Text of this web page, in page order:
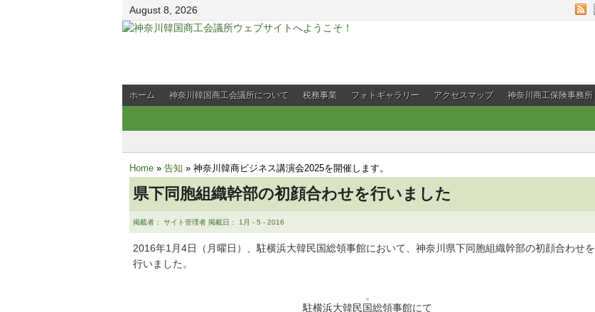
August 8, 2026
ホーム 神奈川韓国商工会議所について 税務事業 フォトギャラリー アクセスマップ 神奈川商工保険事務所
Home » 告知 » 神奈川韓商ビジネス講演会2025を開催します。
県下同胞組織幹部の初顔合わせを行いました
掲載者： サイト管理者 掲載日： 1月 - 5 - 2016
2016年1月4日（月曜日）、駐横浜大韓民国総領事館において、神奈川県下同胞組織幹部の初顔合わせを
行いました。
駐横浜大韓民国総領事館にて